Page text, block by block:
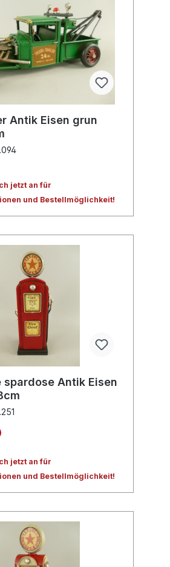
Antik Eisen grun
jetzt an für
und Bestellmöglichkeit!
spardose Antik Eisen
jetzt an für
und Bestellmöglichkeit!